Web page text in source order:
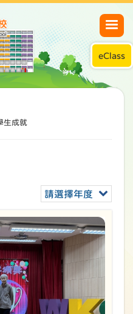
eClass
生成就
請選擇年度